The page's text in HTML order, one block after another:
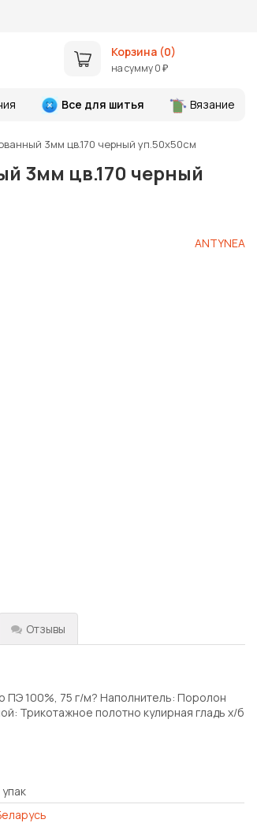
Корзина (0)
на сумму0 ₽
Все для шитья Вязание
3мм цв.170 черный уп.50х50см
3мм цв.170 черный
ANTYNEA
Отзывы
ПЭ 100%, 75 г/м? Наполнитель: Поролон
Трикотажное полотно кулирная гладь х/б
упак